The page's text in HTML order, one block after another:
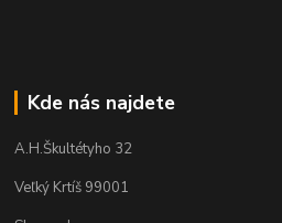
Kde nás najdete
A.H.Škultétyho 32
Veľký Krtíš 99001